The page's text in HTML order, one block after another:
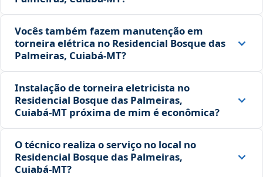
Vocês também fazem manutenção em
torneira elétrica no Residencial Bosque das
Palmeiras, Cuiabá‑MT?
Instalação de torneira eletricista no
Residencial Bosque das Palmeiras,
Cuiabá‑MT próxima de mim é econômica?
O técnico realiza o serviço no local no
Residencial Bosque das Palmeiras,
Cuiabá‑MT?